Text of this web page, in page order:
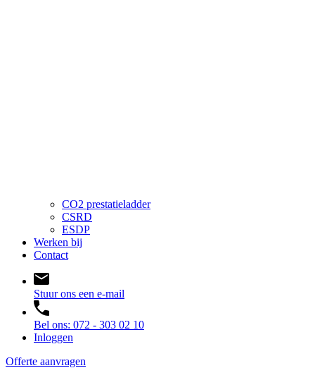
CO2 prestatieladder
CSRD
ESDP
Werken bij
Contact
Stuur ons een e-mail
Bel ons: 072 - 303 02 10
Inloggen
Offerte aanvragen